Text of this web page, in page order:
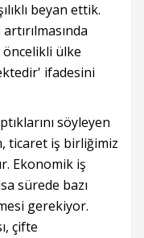
beyan ettik.
ülke
ifadesini
söyleyen
ticaret iş birliğimiz
Ekonomik iş
sürede bazı
gerekiyor.
çifte